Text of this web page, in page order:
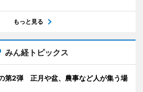
もっと見る
みん経トピックス
第2弾 正月や盆、農事など人が集う場